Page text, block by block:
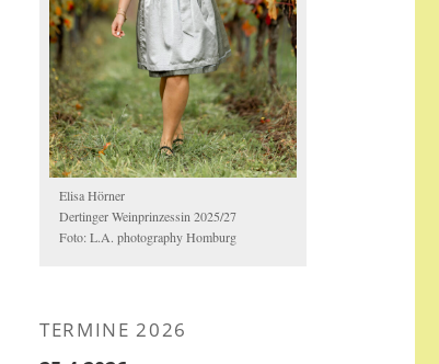
Elisa Hörner
Dertinger Weinprinzessin 2025/27
Foto: L.A. photography Homburg
TERMINE 2026